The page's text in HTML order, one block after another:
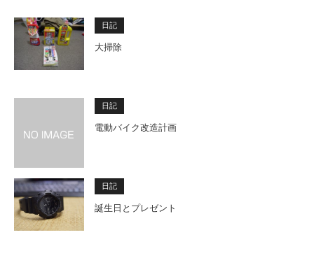
日記
大掃除
日記
電動バイク改造計画
日記
誕生日とプレゼント